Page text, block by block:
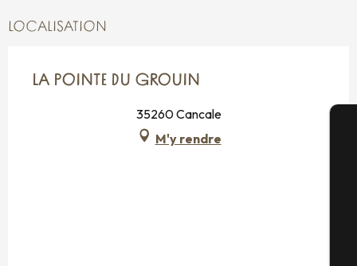
LOCALISATION
LA POINTE DU GROUIN
35260 Cancale
M'y rendre